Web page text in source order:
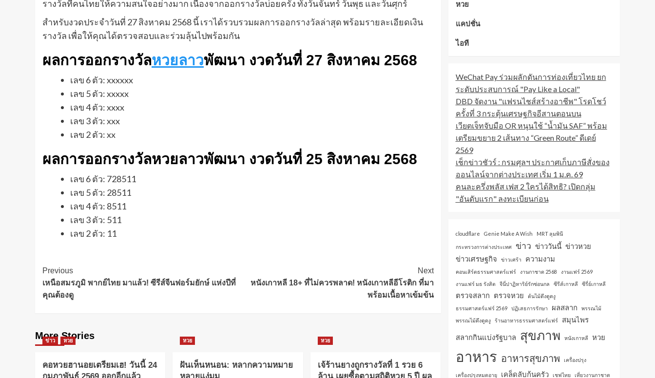
รางวัลที่คนไทยให้ความสนใจอย่างมาก เนื่องจากออกรางวัลบ่อยครั้ง ทั้งวันจันทร์ วันพุธ และวันศุกร์
สำหรับงวดประจำวันที่ 27 สิงหาคม 2568 นี้ เราได้รวบรวมผลการออกรางวัลล่าสุด พร้อมรายละเอียดเงิน
รางวัล เพื่อให้คุณได้ตรวจสอบและร่วมลุ้นไปพร้อมกัน
ผลการออกรางวัลหวยลาวพัฒนา งวดวันที่ 27 สิงหาคม 2568
เลข 6 ตัว: xxxxxx
เลข 5 ตัว: xxxxx
เลข 4 ตัว: xxxx
เลข 3 ตัว: xxx
เลข 2 ตัว: xx
ผลการออกรางวัลหวยลาวพัฒนา งวดวันที่ 25 สิงหาคม 2568
เลข 6 ตัว: 728511
เลข 5 ตัว: 28511
เลข 4 ตัว: 8511
เลข 3 ตัว: 511
เลข 2 ตัว: 11
Post
Navigation
Previous
เหนือสมรภูมิ พากย์ไทย มาแล้ว! ซีรีส์จีนฟอร์มยักษ์ แห่งปีที่
คุณต้องดู
Next
หนังเกาหลี 18+ ที่ไม่ควรพลาด! หนังเกาหลีอีโรติก ที่มา
พร้อมเนื้อหาเข้มข้น
More Stories
ข่าว หวย
คอหวยฮานอยเตรียมเฮ! วันนี้ 24
กุมภาพันธ์ 2569 ออกอีกแล้ว
หวย
ฝันเห็นหนอน: หลากความหมาย
หลายแง่มุม
หวย
เจ้ร้านยางถูกรางวัลที่ 1 รวย 6
ล้าน เผยซื้อตามสถิติหวย 5 ปี ผล
หวย
แคปชั่น
ไอที
WeChat Pay ร่วมผลักดันการท่องเที่ยวไทย ยก
ระดับประสบการณ์ "Pay Like a Local"
DBD จัดงาน "แฟรนไชส์สร้างอาชีพ" โรดโชว์
ครั้งที่ 3 กระตุ้นเศรษฐกิจอีสานตอนบน
เวียตเจ็ทจับมือ OR หนุนใช้ “น้ำมัน SAF” พร้อม
เตรียมขยาย 2 เส้นทาง “Green Route” ดีเดย์
2569
เช็กข่าวชัวร์ : กรมศุลฯ ประกาศเก็บภาษีสั่งของ
ออนไลน์จากต่างประเทศ เริ่ม 1 ม.ค. 69
คนละครึ่งพลัส เฟส 2 ใครได้สิทธิ? เปิดกลุ่ม
"อันดับแรก" ลงทะเบียนก่อน
cloudflare Genie Make A Wish MRT ลุมพินี
กระทรวงการต่างประเทศ ข่าว ข่าววันนี้ ข่าวหวย
ข่าวเศรษฐกิจ
ข่าวเศร้า ความงาม
คอนเสิร์ตธรรมศาสตร์แฟร์ งานกาชาด 2568
งานแฟร์ 2569
งานแฟร์ มธ รังสิต
จีนี่ปาฏิหาริย์รักซ่อนกล ซีรีส์เกาหลี ซีรี่ย์เกาหลี
ตรวจสลาก ตรวจหวย
ต้นไม้ดึงดูดงู
ธรรมศาสตร์แฟร์ 2569
ปฏิเสธการรักษา ผลสลาก
พรรณไม้
พรรณไม้ดึงดูดงู
ร้านอาหารธรรมศาสตร์แฟร์
สมุนไพร
สลากกินแบ่งรัฐบาล สุขภาพ หนังเกาหลี หวย
อาหาร อาหารสุขภาพ เครื่องปรุง
เครื่องปรุงหมดอายุ เคล็ดลับก้นครัว เชฟไทย เที่ยวงานกาชาด